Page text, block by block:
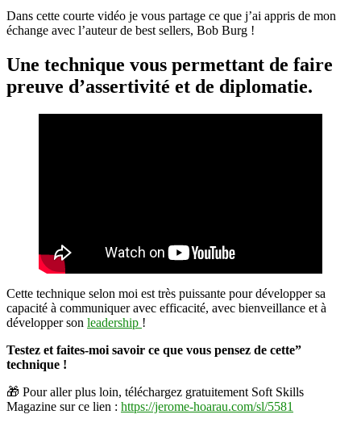
dire
avec
tact
Dans cette courte vidéo je vous partage ce que j’ai appris de mon
échange avec l’auteur de best sellers, Bob Burg !
Une technique vous permettant de faire
preuve d’assertivité et de diplomatie.
Cette technique selon moi est très puissante pour développer sa
capacité à communiquer avec efficacité, avec bienveillance et à
développer son leadership !
Testez et faites-moi savoir ce que vous pensez de cette”
technique !
🎁 Pour aller plus loin, téléchargez gratuitement Soft Skills
Magazine sur ce lien : https://jerome-hoarau.com/sl/5581